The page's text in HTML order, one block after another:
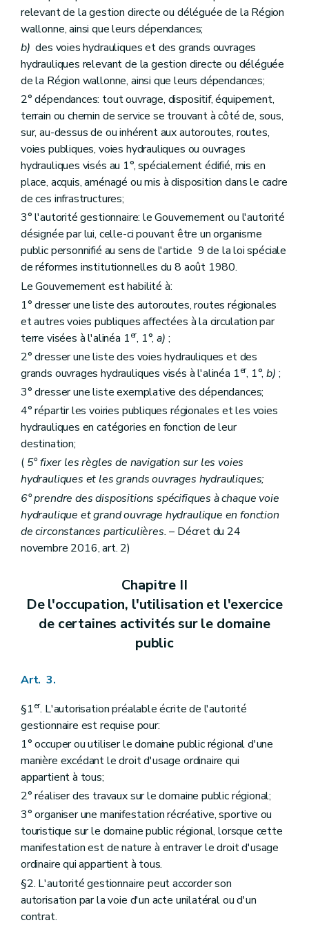
relevant de la gestion directe ou déléguée de la Région
wallonne, ainsi que leurs dépendances;
b) des voies hydrauliques et des grands ouvrages
hydrauliques relevant de la gestion directe ou déléguée
de la Région wallonne, ainsi que leurs dépendances;
2° dépendances: tout ouvrage, dispositif, équipement,
terrain ou chemin de service se trouvant à côté de, sous,
sur, au-dessus de ou inhérent aux autoroutes, routes,
voies publiques, voies hydrauliques ou ouvrages
hydrauliques visés au 1°, spécialement édifié, mis en
place, acquis, aménagé ou mis à disposition dans le cadre
de ces infrastructures;
3° l'autorité gestionnaire: le Gouvernement ou l'autorité
désignée par lui, celle-ci pouvant être un organisme
public personnifié au sens de l'article 9 de la loi spéciale
de réformes institutionnelles du 8 août 1980.
Le Gouvernement est habilité à:
1° dresser une liste des autoroutes, routes régionales
et autres voies publiques affectées à la circulation par
terre visées à l'alinéa 1er, 1°,a) ;
2° dresser une liste des voies hydrauliques et des
grands ouvrages hydrauliques visés à l'alinéa 1er, 1°,b) ;
3° dresser une liste exemplative des dépendances;
4° répartir les voiries publiques régionales et les voies
hydrauliques en catégories en fonction de leur
destination;
( 5° fixer les règles de navigation sur les voies
hydrauliques et les grands ouvrages hydrauliques;
6° prendre des dispositions spécifiques à chaque voie
hydraulique et grand ouvrage hydraulique en fonction
de circonstances particulières.– Décret du 24
novembre 2016, art. 2)
Chapitre II
De l'occupation, l'utilisation et l'exercice
de certaines activités sur le domaine
public
Art. 3.
§1er. L'autorisation préalable écrite de l'autorité
gestionnaire est requise pour:
1° occuper ou utiliser le domaine public régional d'une
manière excédant le droit d'usage ordinaire qui
appartient à tous;
2° réaliser des travaux sur le domaine public régional;
3° organiser une manifestation récréative, sportive ou
touristique sur le domaine public régional, lorsque cette
manifestation est de nature à entraver le droit d'usage
ordinaire qui appartient à tous.
§2. L'autorité gestionnaire peut accorder son
autorisation par la voie d'un acte unilatéral ou d'un
contrat.